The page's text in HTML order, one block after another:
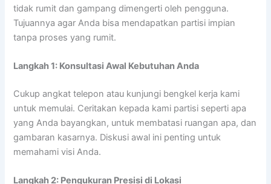
tidak rumit dan gampang dimengerti oleh pengguna.
Tujuannya agar Anda bisa mendapatkan partisi impian
tanpa proses yang rumit.
Langkah 1: Konsultasi Awal Kebutuhan Anda
Cukup angkat telepon atau kunjungi bengkel kerja kami
untuk memulai. Ceritakan kepada kami partisi seperti apa
yang Anda bayangkan, untuk membatasi ruangan apa, dan
gambaran kasarnya. Diskusi awal ini penting untuk
memahami visi Anda.
Langkah 2: Pengukuran Presisi di Lokasi